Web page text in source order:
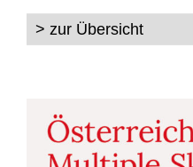
> zur Übersicht
Larger
Image